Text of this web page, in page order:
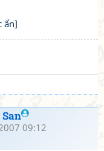
ẩn]
09:12